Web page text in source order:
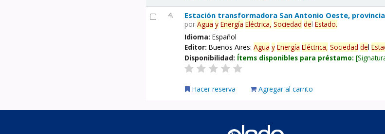
4. Estación transformadora San Antonio Oeste, provincia
porAgua y Energía Eléctrica, Sociedad delEstado.
Idioma:Español
Editor:Buenos Aires:Agua y Energía Eléctrica, Sociedad del
Disponibilidad: Ítems disponibles para préstamo:
Hacer reserva Agregar al carrito